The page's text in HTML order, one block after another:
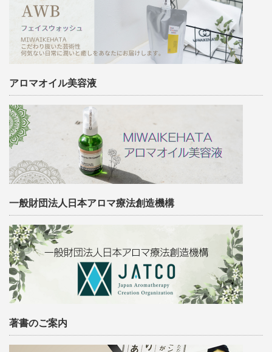
アロマオイル美容液
一般財団法人日本アロマ療法創造機構
著書のご案内